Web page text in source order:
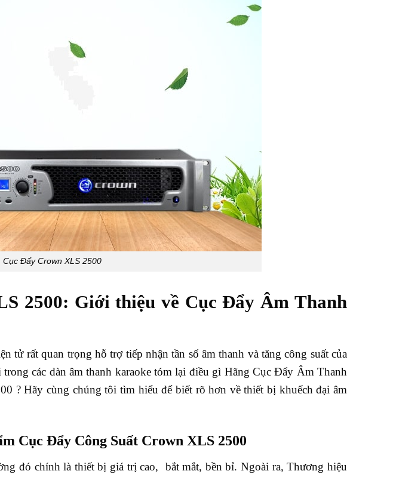
Cục Đẩy Crown XLS 2500
2500: Giới thiệu về Cục Đẩy Âm Thanh
rất quan trọng hỗ trợ tiếp nhận tần số âm thanh và tăng công suất của
các dàn âm thanh karaoke tóm lại điều gì Hãng Cục Đẩy Âm Thanh
? Hãy cùng chúng tôi tìm hiểu để biết rõ hơn về thiết bị khuếch đại âm
Cục Đẩy Công Suất Crown XLS 2500
đó chính là thiết bị giá trị cao, bắt mắt, bền bỉ. Ngoài ra, Thương hiệu